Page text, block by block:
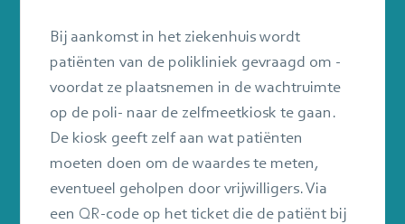
Bij aankomst in het ziekenhuis wordt
patiënten van de polikliniek gevraagd om -
voordat ze plaatsnemen in de wachtruimte
op de poli- naar de zelfmeetkiosk te gaan.
De kiosk geeft zelf aan wat patiënten
moeten doen om de waardes te meten,
eventueel geholpen door vrijwilligers. Via
een QR-code op het ticket die de patiënt bij